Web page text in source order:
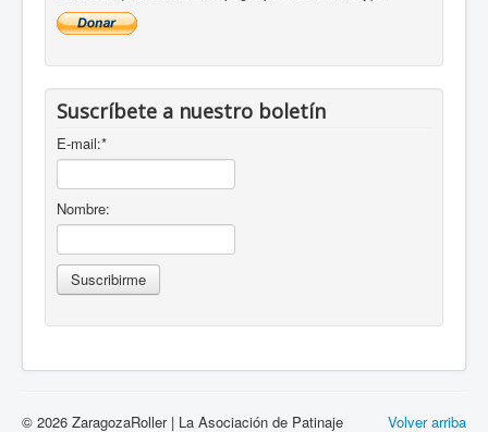
Suscríbete a nuestro boletín
E-mail:*
Nombre:
Volver arriba
© 2026 ZaragozaRoller | La Asociación de Patinaje